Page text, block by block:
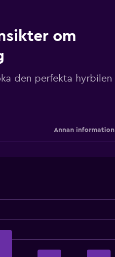
om
den perfekta hyrbilen
Annan information